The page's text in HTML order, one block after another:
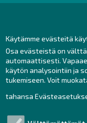
Käytämme evästeitä
Osa evästeistä on
automaattisesti.
käytön analysointiin ja
tukemiseen. Voit
tahansa